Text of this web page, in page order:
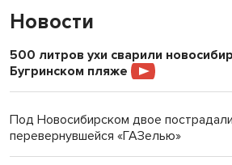
Новости
500 литров ухи сварили
Бугринском пляже
Под Новосибирском двое
перевернувшейся «ГАЗелью»